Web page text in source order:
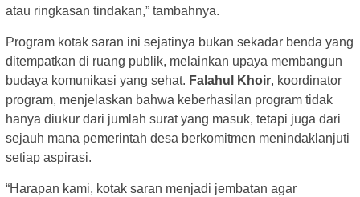
atau ringkasan tindakan,” tambahnya.
Program kotak saran ini sejatinya bukan sekadar benda yang
ditempatkan di ruang publik, melainkan upaya membangun
budaya komunikasi yang sehat. Falahul Khoir, koordinator
program, menjelaskan bahwa keberhasilan program tidak
hanya diukur dari jumlah surat yang masuk, tetapi juga dari
sejauh mana pemerintah desa berkomitmen menindaklanjuti
setiap aspirasi.
“Harapan kami, kotak saran menjadi jembatan agar